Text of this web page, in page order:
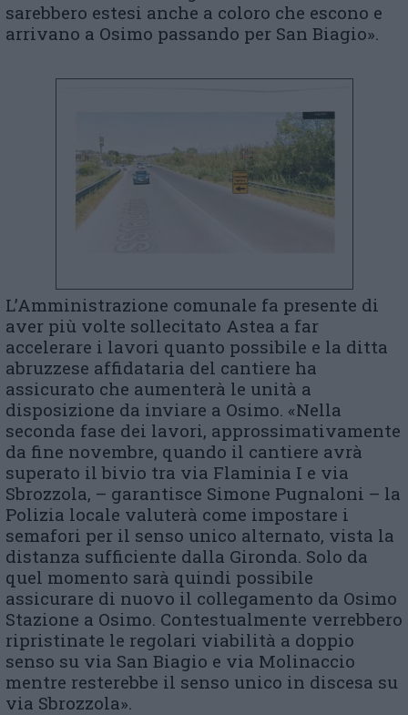
sarebbero estesi anche a coloro che escono e
arrivano a Osimo passando per San Biagio».
L’Amministrazione comunale fa presente di
aver più volte sollecitato Astea a far
accelerare i lavori quanto possibile e la ditta
abruzzese affidataria del cantiere ha
assicurato che aumenterà le unità a
disposizione da inviare a Osimo. «Nella
seconda fase dei lavori, approssimativamente
da fine novembre, quando il cantiere avrà
superato il bivio tra via Flaminia I e via
Sbrozzola, – garantisce Simone Pugnaloni – la
Polizia locale valuterà come impostare i
semafori per il senso unico alternato, vista la
distanza sufficiente dalla Gironda. Solo da
quel momento sarà quindi possibile
assicurare di nuovo il collegamento da Osimo
Stazione a Osimo. Contestualmente verrebbero
ripristinate le regolari viabilità a doppio
senso su via San Biagio e via Molinaccio
mentre resterebbe il senso unico in discesa su
via Sbrozzola».